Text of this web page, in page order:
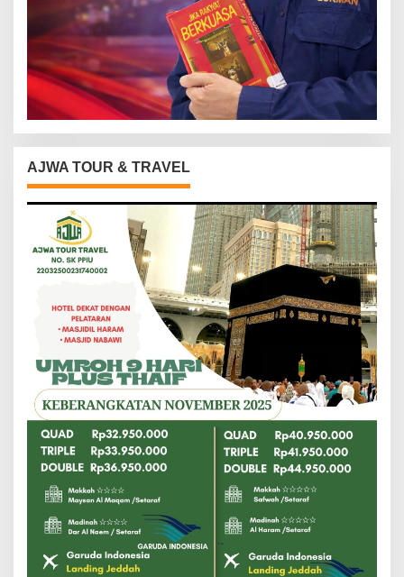
AJWA TOUR & TRAVEL